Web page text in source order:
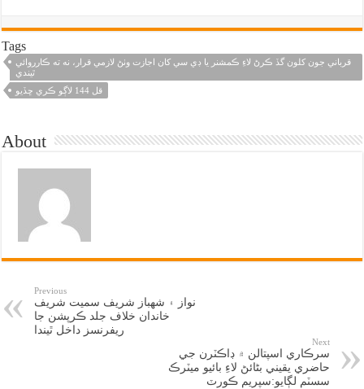
Tags
قرباني جون کلون گڏ ڪرڻ لاءِ ڪمشنر يا ڊي سي کان اجازت وٺڻ لازمي قرار، نه ته ڪارروائي
ٿيندي
قل 144 لاڳو ڪري ڇڏيو
About
Previous
نواز ۽ شهباز شريف سميت شريف
خاندان خلاف جلد ڪرپشن جا
ريفرنسز داخل ٿيندا
Next
سرڪاري اسپتالن ۾ ڊاڪٽرن جي
حاضري يقيني بڻائڻ لاءِ بائيو ميٽرڪ
سسٽم لڳايو:سپريم ڪورٽ